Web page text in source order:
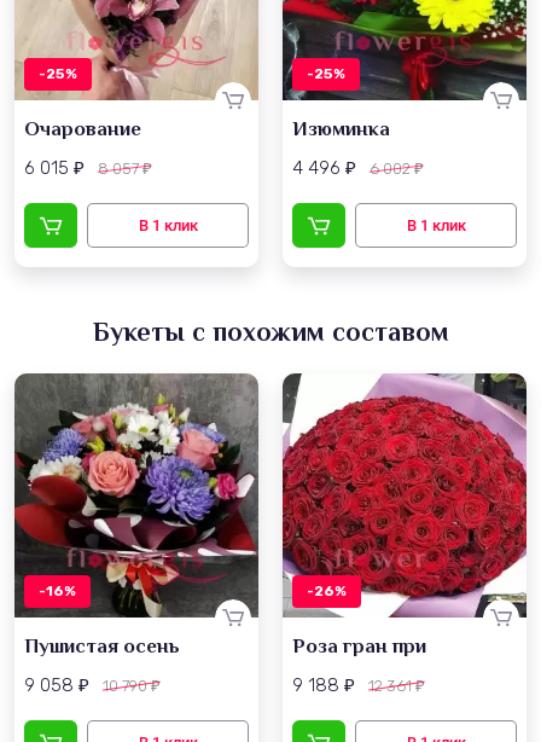
-25%
Очарование
6 015 ₽ 8 057₽
-25%
Изюминка
4 496 ₽ 6 002₽
Букеты с похожим составом
-16%
Пушистая осень
9 058 ₽ 10 790₽
-26%
Роза гран при
9 188 ₽ 12 361₽